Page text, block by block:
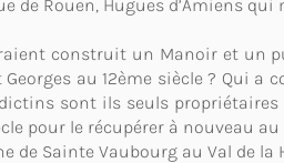
de Rouen, Hugues d’Amiens qui
construit un Manoir et un
au 12ème siècle ? Qui a
sont ils seuls propriétaires
pour le récupérer à nouveau au
Sainte Vaubourg au Val de la